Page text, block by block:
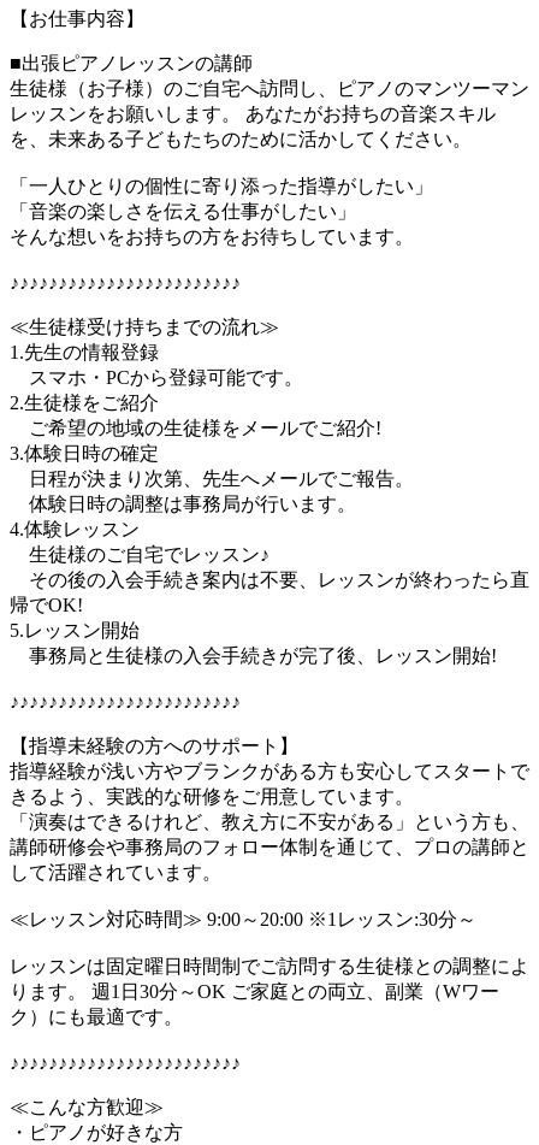
【お仕事内容】
■出張ピアノレッスンの講師
生徒様（お子様）のご自宅へ訪問し、ピアノのマンツーマン
レッスンをお願いします。 あなたがお持ちの音楽スキル
を、未来ある子どもたちのために活かしてください。
「一人ひとりの個性に寄り添った指導がしたい」
「音楽の楽しさを伝える仕事がしたい」
そんな想いをお持ちの方をお待ちしています。
♪♪♪♪♪♪♪♪♪♪♪♪♪♪♪♪♪♪♪♪♪♪♪♪
≪生徒様受け持ちまでの流れ≫
1.先生の情報登録
スマホ・PCから登録可能です。
2.生徒様をご紹介
ご希望の地域の生徒様をメールでご紹介!
3.体験日時の確定
日程が決まり次第、先生へメールでご報告。
体験日時の調整は事務局が行います。
4.体験レッスン
生徒様のご自宅でレッスン♪
その後の入会手続き案内は不要、レッスンが終わったら直
帰でOK!
5.レッスン開始
事務局と生徒様の入会手続きが完了後、レッスン開始!
♪♪♪♪♪♪♪♪♪♪♪♪♪♪♪♪♪♪♪♪♪♪♪♪
【指導未経験の方へのサポート】
指導経験が浅い方やブランクがある方も安心してスタートで
きるよう、実践的な研修をご用意しています。
「演奏はできるけれど、教え方に不安がある」という方も、
講師研修会や事務局のフォロー体制を通じて、プロの講師と
して活躍されています。
≪レッスン対応時間≫ 9:00～20:00 ※1レッスン:30分～
レッスンは固定曜日時間制でご訪問する生徒様との調整によ
ります。 週1日30分～OK ご家庭との両立、副業（Wワー
ク）にも最適です。
♪♪♪♪♪♪♪♪♪♪♪♪♪♪♪♪♪♪♪♪♪♪♪♪
≪こんな方歓迎≫
・ピアノが好きな方